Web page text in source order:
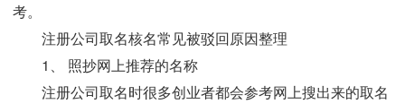
考。
注册公司取名核名常见被驳回原因整理
1、 照抄网上推荐的名称
注册公司取名时很多创业者都会参考网上搜出来的取名